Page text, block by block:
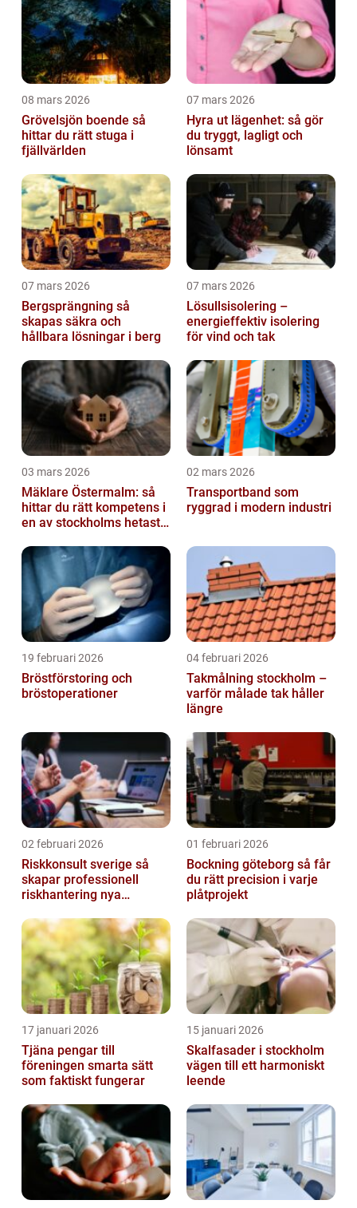
08 mars 2026
Grövelsjön boende så
hittar du rätt stuga i
fjällvärlden
07 mars 2026
Hyra ut lägenhet: så gör
du tryggt, lagligt och
lönsamt
07 mars 2026
Bergsprängning så
skapas säkra och
hållbara lösningar i berg
07 mars 2026
Lösullsisolering –
energieffektiv isolering
för vind och tak
03 mars 2026
Mäklare Östermalm: så
hittar du rätt kompetens i
en av stockholms hetaste
02 mars 2026
Transportband som
ryggrad i modern industri
19 februari 2026
Bröstförstoring och
bröstoperationer
04 februari 2026
Takmålning stockholm –
varför målade tak håller
längre
02 februari 2026
Riskkonsult sverige så
skapar professionell
riskhantering nya
01 februari 2026
Bockning göteborg så får
du rätt precision i varje
plåtprojekt
17 januari 2026
Tjäna pengar till
föreningen smarta sätt
som faktiskt fungerar
15 januari 2026
Skalfasader i stockholm
vägen till ett harmoniskt
leende